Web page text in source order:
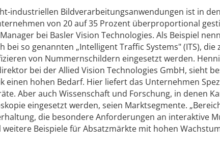
industriellen Bildverarbeitungsanwendungen ist in
von 20 auf 35 Prozent überproportional
bei Basler Vision Technologies. Als Beispiel
bei so genannten „Intelligent Traffic Systems" (ITS), die
von Nummernschildern eingesetzt werden.
bei der Allied Vision Technologies GmbH, sieht
einen hohen Bedarf. Hier liefert das Unternehmen
Aber auch Wissenschaft und Forschung, in denen
eingesetzt werden, seien Marktsegmente.
die besondere Anforderungen an interaktive
Beispiele für Absatzmärkte mit hohen